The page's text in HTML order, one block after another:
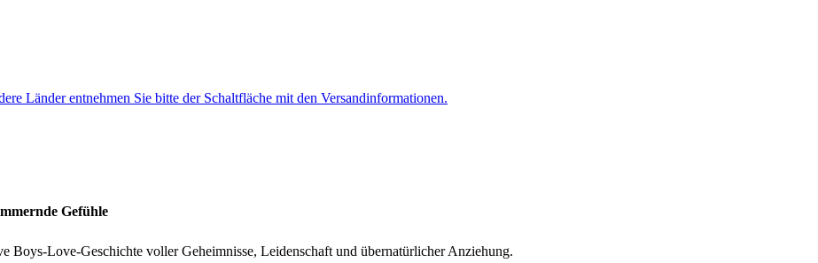
Länder entnehmen Sie bitte der Schaltfläche mit den Versandinformationen.
Gefühle
Boys-Love-Geschichte voller Geheimnisse, Leidenschaft und übernatürlicher Anziehung.